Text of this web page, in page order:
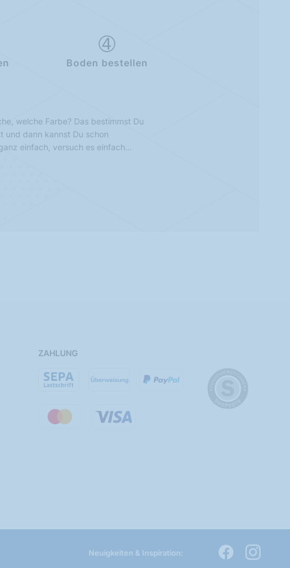
Boden bestellen
welche Farbe? Das bestimmst Du
und dann kannst Du schon
einfach, versuch es einfach…
ZAHLUNG
Neuigkeiten & Inspiration: